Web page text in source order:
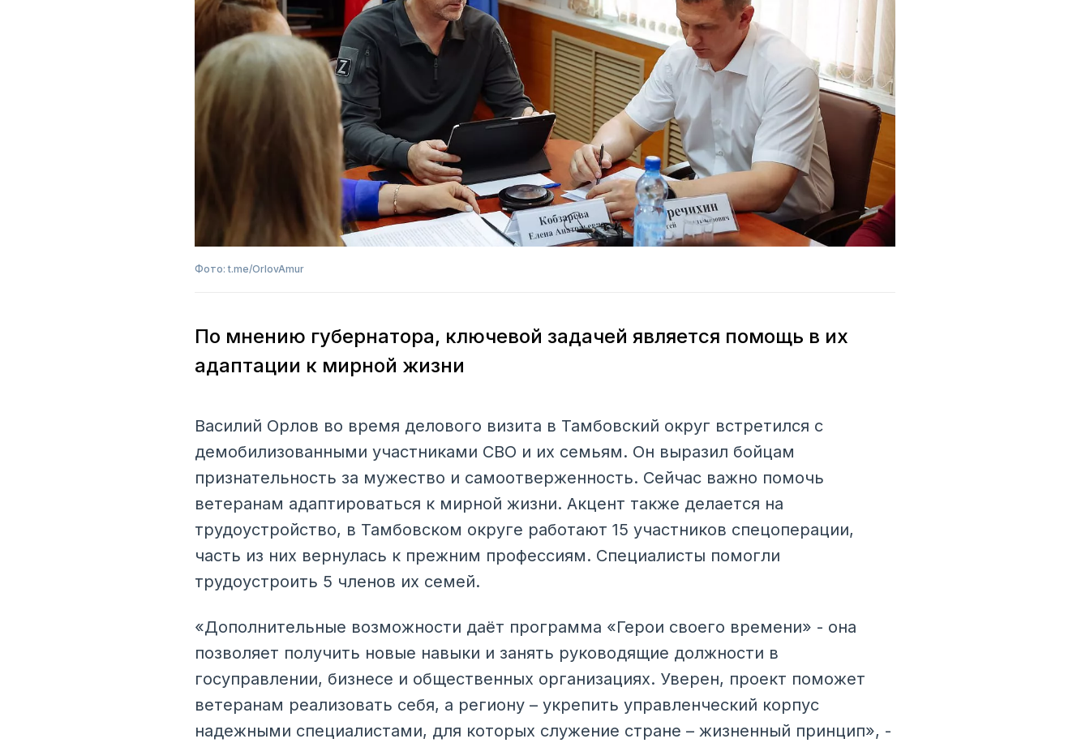
Фото: t.me/OrlovAmur
По мнению губернатора, ключевой задачей является помощь в их
адаптации к мирной жизни
Василий Орлов во время делового визита в Тамбовский округ встретился с
демобилизованными участниками СВО и их семьям. Он выразил бойцам
признательность за мужество и самоотверженность. Сейчас важно помочь
ветеранам адаптироваться к мирной жизни. Акцент также делается на
трудоустройство, в Тамбовском округе работают 15 участников спецоперации,
часть из них вернулась к прежним профессиям. Специалисты помогли
трудоустроить 5 членов их семей.
«Дополнительные возможности даёт программа «Герои своего времени» - она
позволяет получить новые навыки и занять руководящие должности в
госуправлении, бизнесе и общественных организациях. Уверен, проект поможет
ветеранам реализовать себя, а региону – укрепить управленческий корпус
надежными специалистами, для которых служение стране – жизненный принцип», -